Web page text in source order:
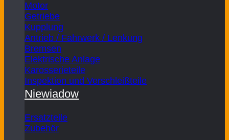
Motor
Getriebe
Kupplung
Antrieb / Fahrwerk / Lenkung
Bremsen
Elektrische Anlage
Karosserieteile
Inspektion und Verschleißteile
Niewiadow
Ersatzteile
Zubehör